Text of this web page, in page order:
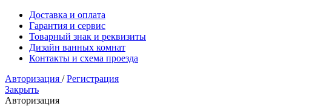
Доставка и оплата
Гарантия и сервис
Товарный знак и реквизиты
Дизайн ванных комнат
Контакты и схема проезда
Авторизация / Регистрация
Закрыть
Авторизация